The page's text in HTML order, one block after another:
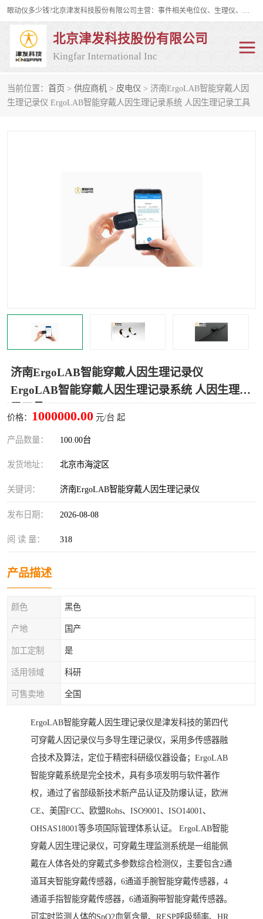
眼动仪多少钱?北京津发科技股份有限公司主营：事件相关电位仪、生理仪、肌电仪、脑电仪、皮电仪、眼动仪；是国家级高新技术企业、科技部认定的科技型中小企业和中关村高新技术企业，具备保密资格，具备自主进出口经营权；自主研发技术、产品与服务荣获多项省部级科学技术奖励、国家发明专利、国家软件著作权和省部级新技术新产品（服务）认证。
北京津发科技股份有限公司
Kingfar International Inc
当前位置： 首页 > 供应商机 > 皮电仪 > 济南ErgoLAB智能穿戴人因
生理记录仪 ErgoLAB智能穿戴人因生理记录系统 人因生理记录工具
济南ErgoLAB智能穿戴人因生理记录仪
ErgoLAB智能穿戴人因生理记录系统 人因生理记
价格： 1000000.00 元/台 起
产品数量： 100.00台
发货地址： 北京市海淀区
关键词： 济南ErgoLAB智能穿戴人因生理记录仪
发布日期： 2026-08-08
阅 读 量： 318
产品描述
颜色 黑色
产地 国产
加工定制 是
适用领域 科研
可售卖地 全国
ErgoLAB智能穿戴人因生理记录仪是津发科技的第四代
可穿戴人因记录仪与多导生理记录仪，采用多传感器融
合技术及算法，定位于精密科研级仪器设备；ErgoLAB
智能穿戴系统是完全技术，具有多项发明与软件著作
权，通过了省部级新技术新产品认证及防爆认证，欧洲
CE、美国FCC、欧盟Rohs、ISO9001、ISO14001、
OHSAS18001等多项国际管理体系认证。 ErgoLAB智能
穿戴人因生理记录仪，可穿戴生理监测系统是一组能佩
戴在人体各处的穿戴式多参数综合检测仪，主要包含2通
道耳夹智能穿戴传感器，6通道手腕智能穿戴传感器，4
通道手指智能穿戴传感器，6通道胸带智能穿戴传感器。
可实时监测人体的SpO2血氧含量、RESP呼吸频率、HR
皮电仪 脑电仪
行为观察与表情分析 动作捕捉与生物力学
人机交互实验室
神经营销与消费行为实验 车俩与驾驶模拟